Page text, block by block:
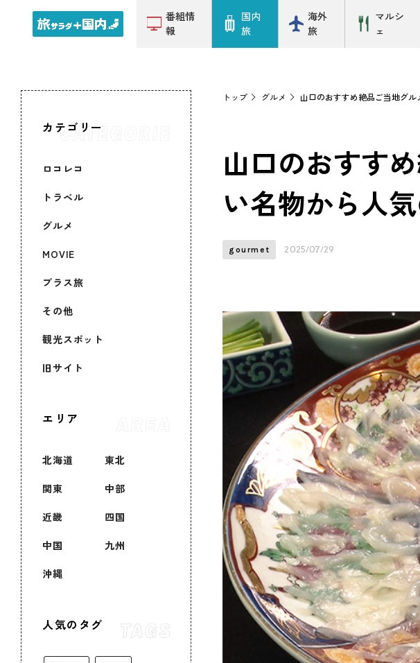
番組情
報
国内
旅
海外
旅
マルシ
ェ
カテゴリー
ロコレコ
トラベル
グルメ
MOVIE
プラス旅
その他
観光スポット
旧サイト
エリア
北海道 東北
関東 中部
近畿 四国
中国 九州
沖縄
人気のタグ
トップ グルメ 山口のおすすめ絶品ご当地グ
山口のおすす
い名物から人
gourmet 2025/07/29